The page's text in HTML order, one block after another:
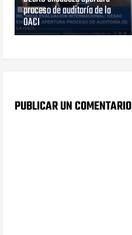
proceso de auditoría de la
OACI
PUBLICAR UN COMENTARIO